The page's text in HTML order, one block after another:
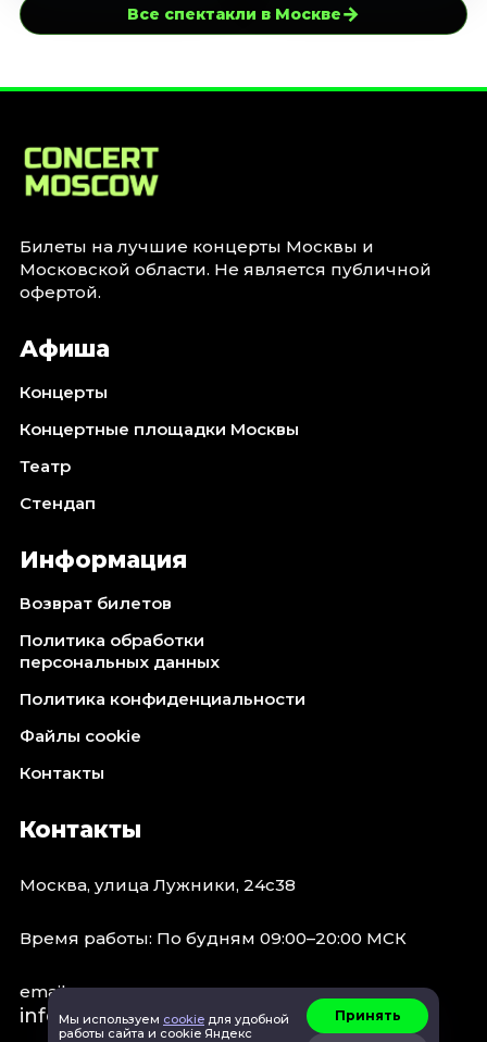
Все спектакли в Москве→
Билеты на лучшие концерты Москвы и
Московской области. Не является публичной
офертой.
Афиша
Концерты
Концертные площадки Москвы
Театр
Стендап
Информация
Возврат билетов
Политика обработки
персональных данных
Политика конфиденциальности
Файлы cookie
Контакты
Контакты
Москва, улица Лужники, 24с38
Время работы: По будням 09:00–20:00 МСК
email:
info@concert.moscow
Мы используем cookie для удобной
работы сайта и cookie Яндекс
Принять